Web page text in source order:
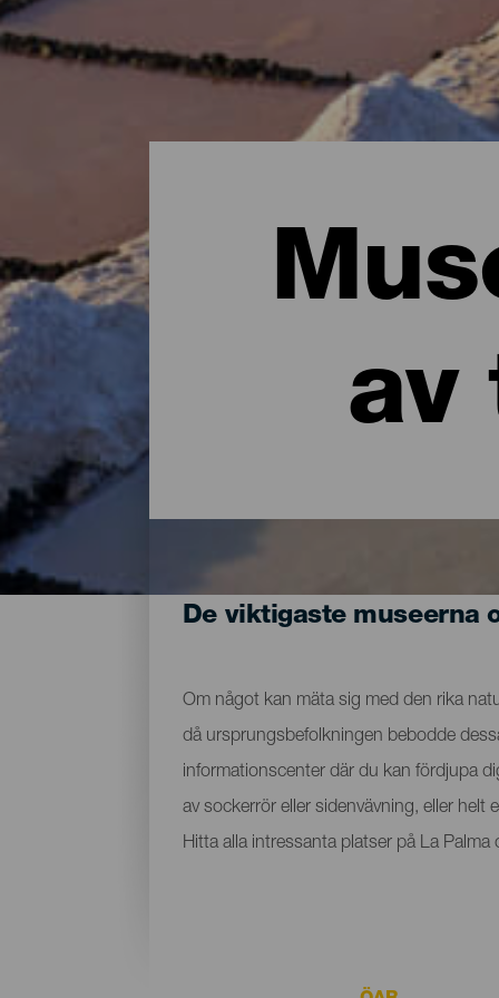
av
De viktigaste museerna
Om något kan mäta sig med den rika
då ursprungsbefolkningen bebodde
informationscenter där du kan fördjupa
av sockerrör eller sidenvävning, eller
Hitta alla intressanta platser på La